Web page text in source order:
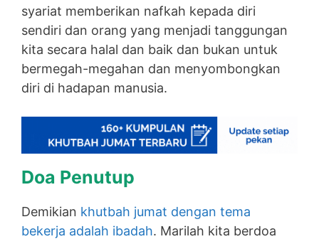
syariat memberikan nafkah kepada diri
sendiri dan orang yang menjadi tanggungan
kita secara halal dan baik dan bukan untuk
bermegah-megahan dan menyombongkan
diri di hadapan manusia.
Doa Penutup
Demikian khutbah jumat dengan tema
bekerja adalah ibadah. Marilah kita berdoa